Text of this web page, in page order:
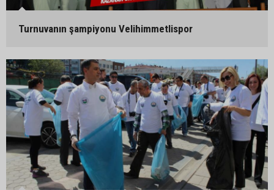
Turnuvanın şampiyonu Velihimmetlispor